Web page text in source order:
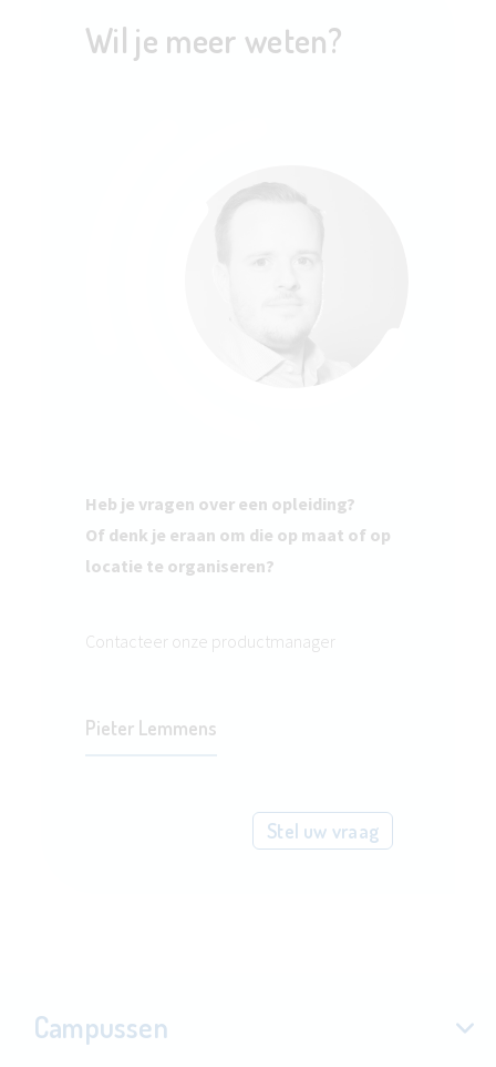
Wil je meer weten?
Heb je vragen over een opleiding?
Of denk je eraan om die op maat of op
locatie te organiseren?
Contacteer onze productmanager
Pieter Lemmens
Stel uw vraag
Campussen